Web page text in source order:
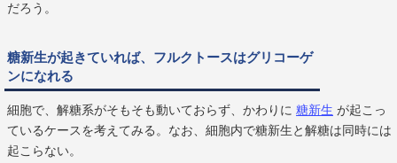
だろう。
糖新生が起きていれば、フルクトースはグリコーゲ
ンになれる
細胞で、解糖系がそもそも動いておらず、かわりに 糖新生 が起こっ
ているケースを考えてみる。なお、細胞内で糖新生と解糖は同時には
起こらない。